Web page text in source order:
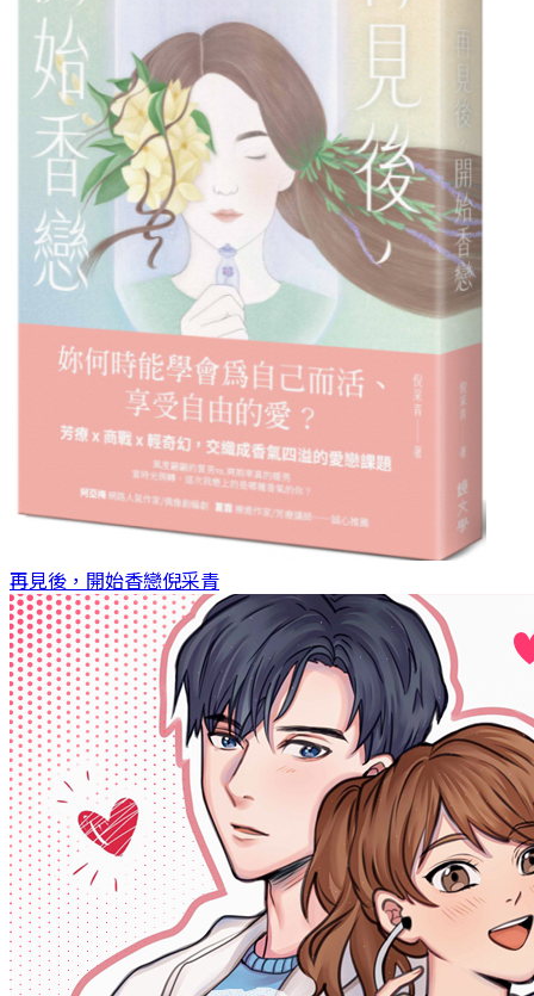
再見後，開始香戀倪采青